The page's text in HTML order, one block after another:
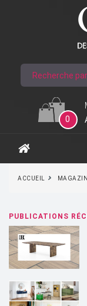
0
ACCUEIL
PUBLICATIONS